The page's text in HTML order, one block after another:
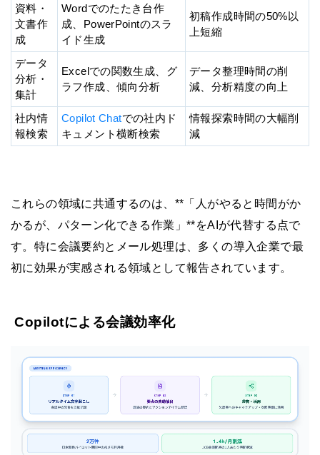
資料・
文書作
成
Wordでのたたき台作
成、PowerPointのスラ
イド生成
初稿作成時間の50%以
上短縮
データ
分析・
集計
Excelでの関数生成、グ
ラフ作成、傾向分析
データ整理時間の削
減、分析精度の向上
社内情
報検索
Copilot Chatでの社内ド
キュメント横断検索
情報探索時間の大幅削
減
これらの領域に共通するのは、**「人がやると時間がか
かるが、パターン化できる作業」**をAIが代替する点で
す。特に会議要約とメール処理は、多くの導入企業で最
初に効果が実感される領域として報告されています。
Copilotによる会議効率化